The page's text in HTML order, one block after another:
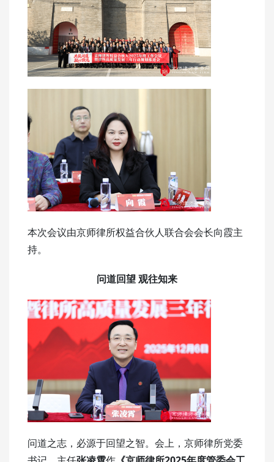
本次会议由京师律所权益合伙人联合会会长向霞主
持。
问道回望 观往知来
问道之志，必源于回望之智。会上，京师律所党委